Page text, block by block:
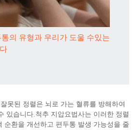
의 유형과 우리가 도울 수있는
못된 정렬은 뇌로 가는 혈류를 방해하여
있습니다.척추 지압요법사는 이러한 정렬
순환을 개선하고 편두통 발생 가능성을 줄